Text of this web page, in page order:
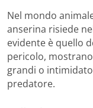
Nel mondo
anserina risiede
evidente è quello
pericolo,
grandi o
predatore.